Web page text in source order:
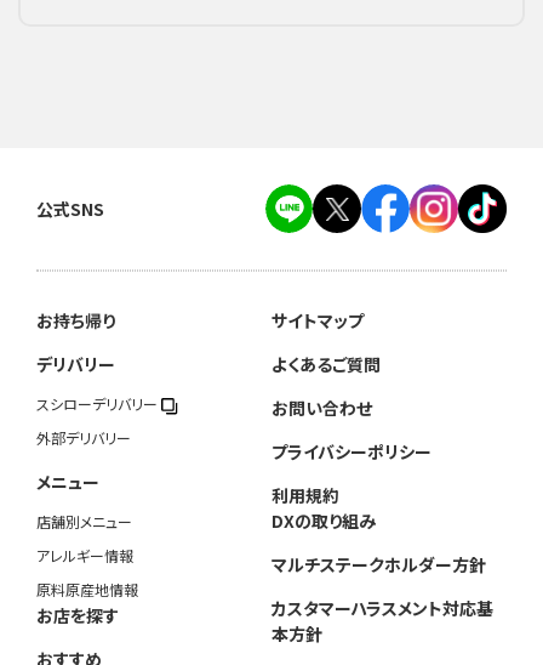
公式SNS
お持ち帰り
デリバリー
スシローデリバリー
外部デリバリー
メニュー
店舗別メニュー
アレルギー情報
原料原産地情報
お店を探す
おすすめ
サイトマップ
よくあるご質問
お問い合わせ
プライバシーポリシー
利用規約
DXの取り組み
マルチステークホルダー方針
カスタマーハラスメント対応基
本方針